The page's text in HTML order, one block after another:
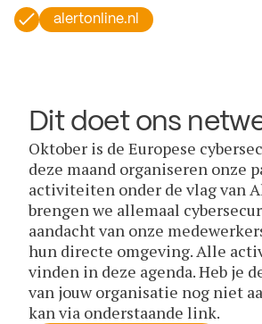
alertonline.nl
Dit doet ons
Oktober is de Europese
deze maand organiseren onze
activiteiten onder de vlag van
brengen we allemaal
aandacht van onze
hun directe omgeving. Alle
vinden in deze agenda. Heb je
van jouw organisatie nog niet
kan via onderstaande link.